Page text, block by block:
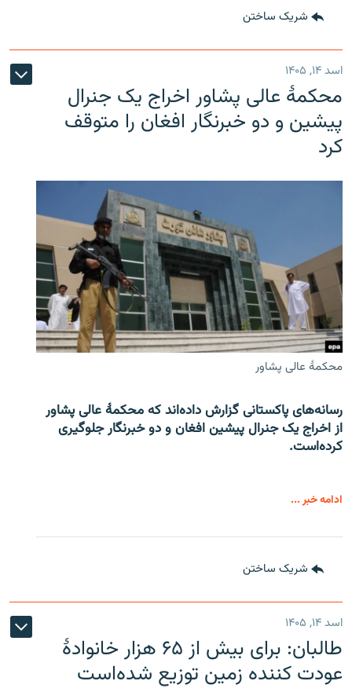
شریک ساختن
اسد ۱۴, ۱۴۰۵
محکمۀ عالی پشاور اخراج یک جنرال
پیشین و دو خبرنگار افغان را متوقف
کرد
محکمۀ عالی پشاور
رسانه‌های پاکستانی گزارش داده‌اند که محکمۀ عالی پشاور
از اخراج یک جنرال پیشین افغان و دو خبرنگار جلوگیری
کرده‌است.
ادامه خبر ...
شریک ساختن
اسد ۱۴, ۱۴۰۵
طالبان: برای بیش از ۶۵ هزار خانوادۀ
عودت کننده زمین توزیع شده‌است